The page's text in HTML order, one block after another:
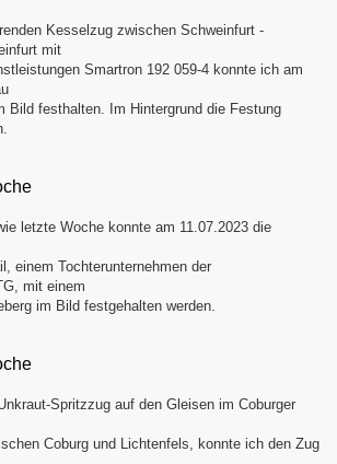
Kesselzug zwischen Schweinfurt -
mit
Smartron 192 059-4 konnte ich am
festhalten. Im Hintergrund die Festung
letzte Woche konnte am 11.07.2023 die
einem Tochterunternehmen der
mit einem
im Bild festgehalten werden.
Spritzzug auf den Gleisen im Coburger
Coburg und Lichtenfels, konnte ich den Zug